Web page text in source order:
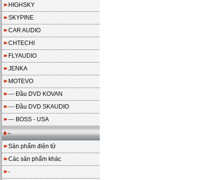
HIGHSKY
SKYPINE
CAR AUDIO
CHTECHI
FLYAUDIO
JENKA
MOTEVO
--- Đầu DVD KOVAN
--- Đầu DVD SKAUDIO
--- BOSS - USA
-
Sản phẩm điện tử
Các sản phẩm khác
-